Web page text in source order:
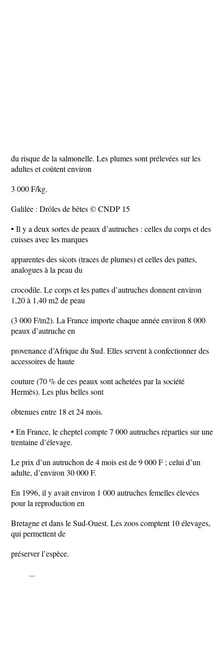
du risque de la salmonelle. Les plumes sont prélevées sur les
adultes et coûtent environ
3 000 F/kg.
Galilée : Drôles de bêtes © CNDP 15
• Il y a deux sortes de peaux d’autruches : celles du corps et des
cuisses avec les marques
apparentes des sicots (traces de plumes) et celles des pattes,
analogues à la peau du
crocodile. Le corps et les pattes d’autruches donnent environ
1,20 à 1,40 m2 de peau
(3 000 F/m2). La France importe chaque année environ 8 000
peaux d’autruche en
provenance d’Afrique du Sud. Elles servent à confectionner des
accessoires de haute
couture (70 % de ces peaux sont achetées par la société
Hermès). Les plus belles sont
obtenues entre 18 et 24 mois.
• En France, le cheptel compte 7 000 autruches réparties sur une
trentaine d’élevage.
Le prix d’un autruchon de 4 mois est de 9 000 F ; celui d’un
adulte, d’environ 30 000 F.
En 1996, il y avait environ 1 000 autruches femelles élevées
pour la reproduction en
Bretagne et dans le Sud-Ouest. Les zoos comptent 10 élevages,
qui permettent de
préserver l’espèce.
...